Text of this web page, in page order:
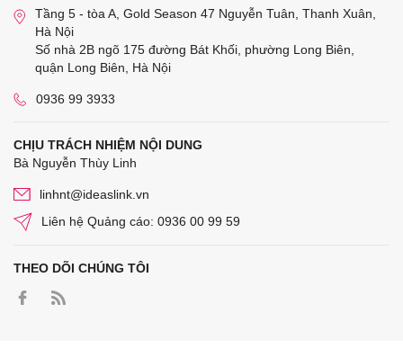
Tầng 5 - tòa A, Gold Season 47 Nguyễn Tuân, Thanh Xuân,
Hà Nội
Số nhà 2B ngõ 175 đường Bát Khối, phường Long Biên,
quận Long Biên, Hà Nội
0936 99 3933
CHỊU TRÁCH NHIỆM NỘI DUNG
Bà Nguyễn Thùy Linh
linhnt@ideaslink.vn
Liên hệ Quảng cáo: 0936 00 99 59
THEO DÕI CHÚNG TÔI